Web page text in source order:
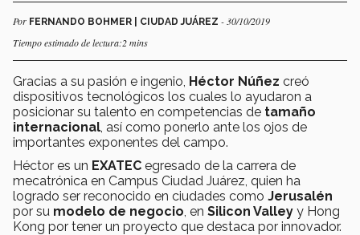
Por FERNANDO BOHMER | CIUDAD JUÁREZ - 30/10/2019
Tiempo estimado de lectura:2 mins
Gracias a su pasión e ingenio, Héctor Núñez creó
dispositivos tecnológicos los cuales lo ayudaron a
posicionar su talento en competencias de tamaño
internacional , así como ponerlo ante los ojos de
importantes exponentes del campo.
Héctor es un EXATEC egresado de la carrera de
mecatrónica en Campus Ciudad Juárez, quien ha
logrado ser reconocido en ciudades como Jerusalén
por su modelo de negocio , en Silicon Valley y Hong
Kong por tener un proyecto que destaca por innovador.